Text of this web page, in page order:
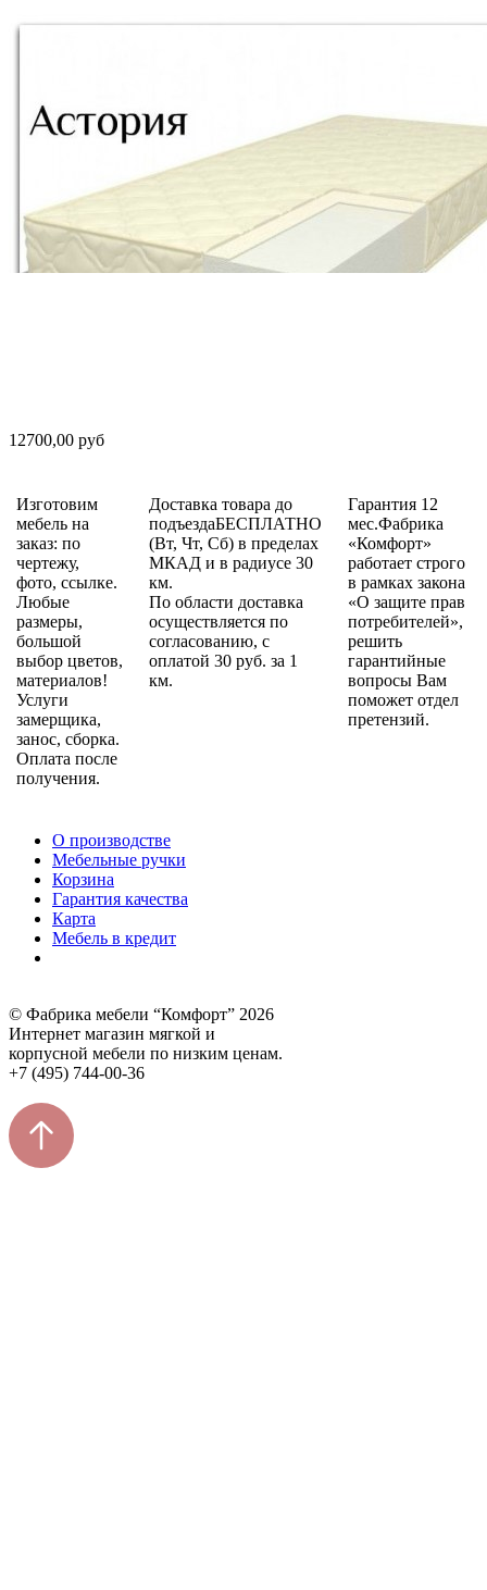
12700,00 руб
Изготовим
мебель на
заказ: по
чертежу,
фото, ссылке.
Любые
размеры,
большой
выбор цветов,
материалов!
Услуги
замерщика,
занос, сборка.
Оплата после
получения.
Доставка товара до
подъездаБЕСПЛАТНО
(Вт, Чт, Сб) в пределах
МКАД и в радиусе 30
км.
По области доставка
осуществляется по
согласованию, с
оплатой 30 руб. за 1
км.
Гарантия 12
мес.Фабрика
«Комфорт»
работает строго
в рамках закона
«О защите прав
потребителей»,
решить
гарантийные
вопросы Вам
поможет отдел
претензий.
О производстве
Мебельные ручки
Корзина
Гарантия качества
Карта
Мебель в кредит
© Фабрика мебели “Комфорт” 2026
Интернет магазин мягкой и
корпусной мебели по низким ценам.
+7 (495) 744-00-36